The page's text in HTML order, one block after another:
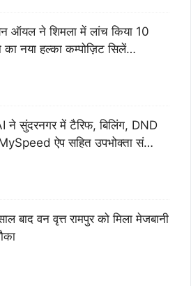
ऑयल ने शिमला में लांच किया 10
का नया हल्का कम्पोज़िट सिलें…
ने सुंदरनगर में टैरिफ, बिलिंग, DND
ऐप सहित उपभोक्ता सं…
बाद वन वृत्त रामपुर को मिला मेजबानी